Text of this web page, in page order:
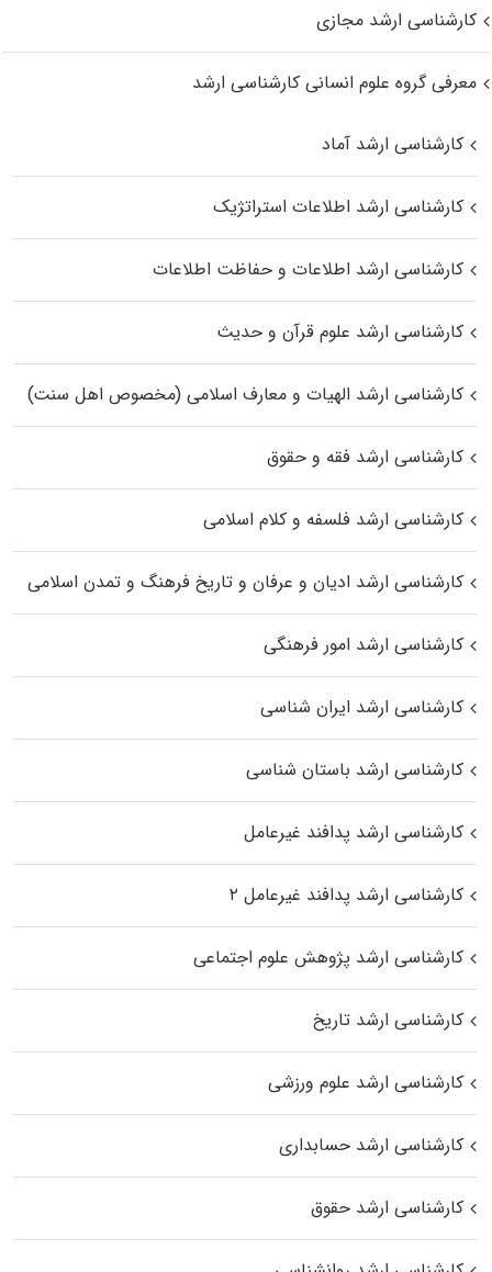
کارشناسی ارشد مجازی
معرفی گروه علوم انسانی کارشناسی ارشد
کارشناسی ارشد آماد
کارشناسی ارشد اطلاعات استراتژیک
کارشناسی ارشد اطلاعات و حفاظت اطلاعات
کارشناسی ارشد علوم قرآن و حدیث
کارشناسی ارشد الهیات و معارف اسلامی (مخصوص اهل سنت)
کارشناسی ارشد فقه و حقوق
کارشناسی ارشد فلسفه و کلام اسلامی
کارشناسی ارشد ادیان و عرفان و تاریخ فرهنگ و تمدن اسلامی
کارشناسی ارشد امور فرهنگی
کارشناسی ارشد ایران شناسی
کارشناسی ارشد باستان شناسی
کارشناسی ارشد پدافند غیرعامل
کارشناسی ارشد پدافند غیرعامل ۲
کارشناسی ارشد پژوهش علوم اجتماعی
کارشناسی ارشد تاریخ
کارشناسی ارشد علوم ورزشی
کارشناسی ارشد حسابداری
کارشناسی ارشد حقوق